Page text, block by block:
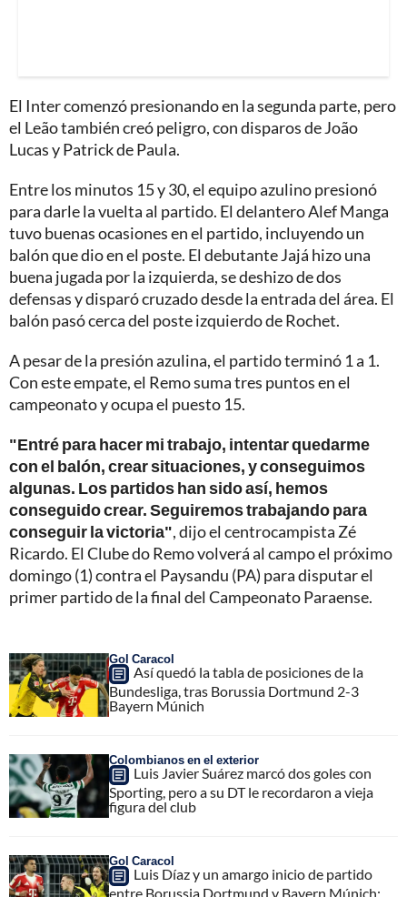
El Inter comenzó presionando en la segunda parte, pero
el Leão también creó peligro, con disparos de João
Lucas y Patrick de Paula.
Entre los minutos 15 y 30, el equipo azulino presionó
para darle la vuelta al partido. El delantero Alef Manga
tuvo buenas ocasiones en el partido, incluyendo un
balón que dio en el poste. El debutante Jajá hizo una
buena jugada por la izquierda, se deshizo de dos
defensas y disparó cruzado desde la entrada del área. El
balón pasó cerca del poste izquierdo de Rochet.
A pesar de la presión azulina, el partido terminó 1 a 1.
Con este empate, el Remo suma tres puntos en el
campeonato y ocupa el puesto 15.
"Entré para hacer mi trabajo, intentar quedarme
con el balón, crear situaciones, y conseguimos
algunas. Los partidos han sido así, hemos
conseguido crear. Seguiremos trabajando para
conseguir la victoria", dijo el centrocampista Zé
Ricardo. El Clube do Remo volverá al campo el próximo
domingo (1) contra el Paysandu (PA) para disputar el
primer partido de la final del Campeonato Paraense.
Gol Caracol
Así quedó la tabla de posiciones de la
Bundesliga, tras Borussia Dortmund 2-3
Bayern Múnich
Colombianos en el exterior
Luis Javier Suárez marcó dos goles con
Sporting, pero a su DT le recordaron a vieja
figura del club
Gol Caracol
Luis Díaz y un amargo inicio de partido
entre Borussia Dortmund y Bayern Múnich;